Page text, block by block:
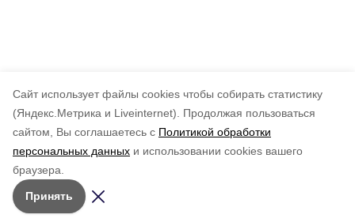
Cайт использует файлы cookies чтобы собирать статистику
(Яндекс.Метрика и Liveinternet).
Продолжая пользоваться
сайтом, Вы соглашаетесь с Политикой обработки
персональных данных и использовании cookies вашего
браузера.
Принять